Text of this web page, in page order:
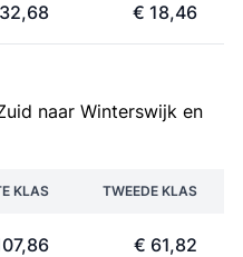
€ 18,46
naar Winterswijk en
KLAS TWEEDE KLAS
€ 61,82